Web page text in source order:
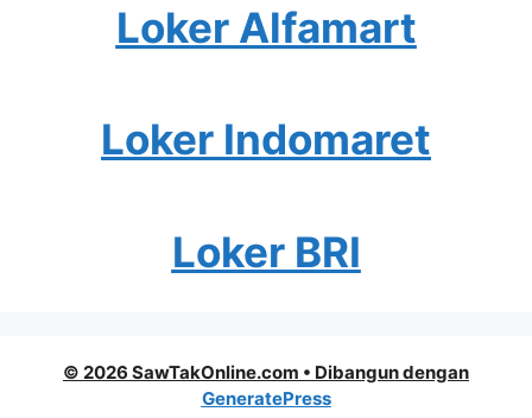
Loker Alfamart
Loker Indomaret
Loker BRI
© 2026 SawTakOnline.com • Dibangun dengan
GeneratePress